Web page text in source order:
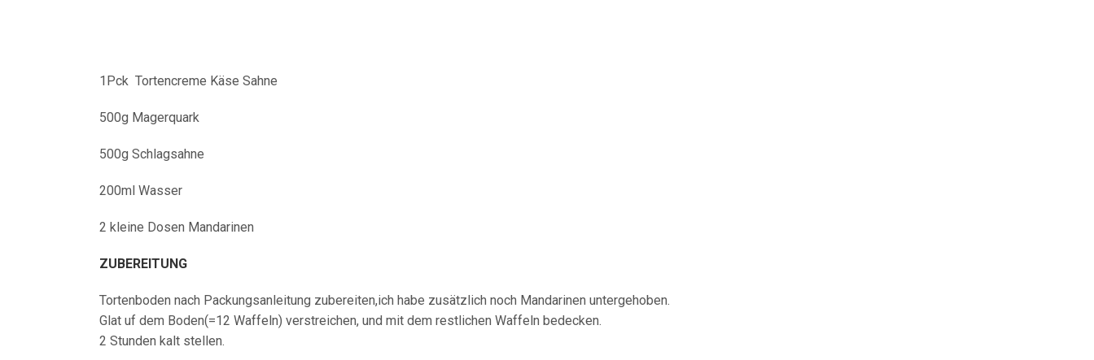
1Pck Tortencreme Käse Sahne
500g Magerquark
500g Schlagsahne
200ml Wasser
2 kleine Dosen Mandarinen
ZUBEREITUNG
Tortenboden nach Packungsanleitung zubereiten,ich habe zusätzlich noch Mandarinen untergehoben.
Glat uf dem Boden(=12 Waffeln) verstreichen, und mit dem restlichen Waffeln bedecken.
2 Stunden kalt stellen.